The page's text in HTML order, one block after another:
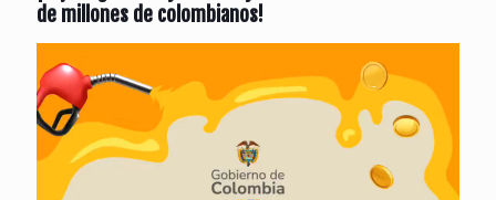
de millones de colombianos!
de
vídeo